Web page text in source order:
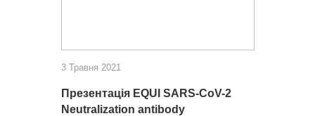
3 Травня 2021
Презентація EQUI SARS-CoV-2
Neutralization antibody